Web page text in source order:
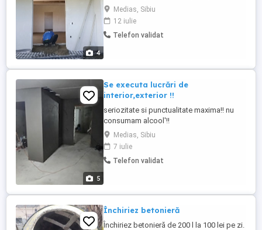
4
Avem o experienta de peste 15 ani in
domeniu si un foarte bun raport calitate
pret. Nu ezitați sa ne contactați pentru mai
multe detalii
Medias, Sibiu
12 iulie
Telefon validat
5
Se executa lucrări de
interior,exterior !!
seriozitate si punctualitate maxima!! nu
consumam alcool'!!
Medias, Sibiu
7 iulie
Telefon validat
Închiriez betonieră
Închiriez betonieră de 200 l la 100 lei pe zi.